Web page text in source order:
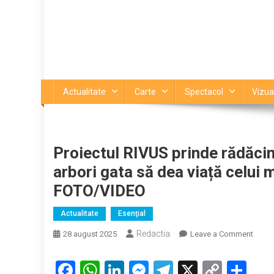
Actualitate Carte Spectacol Vizual
Proiectul RIVUS prinde
arbori gata să dea viață celui
FOTO/VIDEO
Actualitate Esenţial
28 august 2025 Redactia Leave a Commenton